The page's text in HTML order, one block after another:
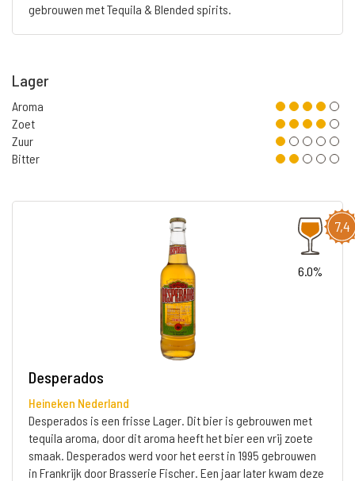
gebrouwen met Tequila & Blended spirits.
Lager
Aroma
Zoet
Zuur
Bitter
7,4
6.0%
Desperados
Heineken Nederland
Desperados is een frisse Lager. Dit bier is gebrouwen met
tequila aroma, door dit aroma heeft het bier een vrij zoete
smaak. Desperados werd voor het eerst in 1995 gebrouwen
in Frankrijk door Brasserie Fischer. Een jaar later kwam deze